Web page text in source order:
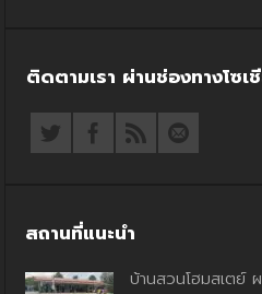
ติดตามเรา ผ่านช่องทางโซเ
สถานที่แนะนำ
บ้านสวนโฮมสเตย์